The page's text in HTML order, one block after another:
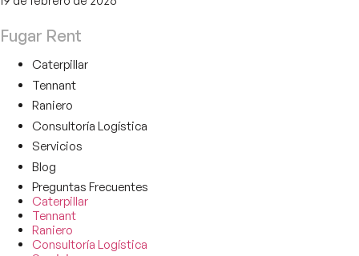
Fugar Rent
Caterpillar
Tennant
Raniero
Consultoría Logística
Servicios
Blog
Preguntas Frecuentes
Caterpillar
Tennant
Raniero
Consultoría Logística